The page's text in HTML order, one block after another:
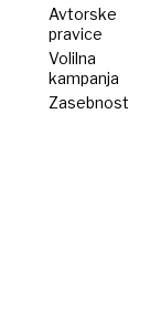
Avtorske
pravice
Volilna
kampanja
Zasebnost